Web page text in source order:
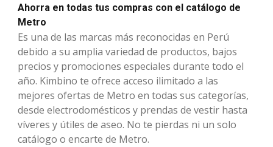
Ahorra en todas tus compras con el catálogo de
Metro
Es una de las marcas más reconocidas en Perú
debido a su amplia variedad de productos, bajos
precios y promociones especiales durante todo el
año. Kimbino te ofrece acceso ilimitado a las
mejores ofertas de Metro en todas sus categorías,
desde electrodomésticos y prendas de vestir hasta
víveres y útiles de aseo. No te pierdas ni un solo
catálogo o encarte de Metro.